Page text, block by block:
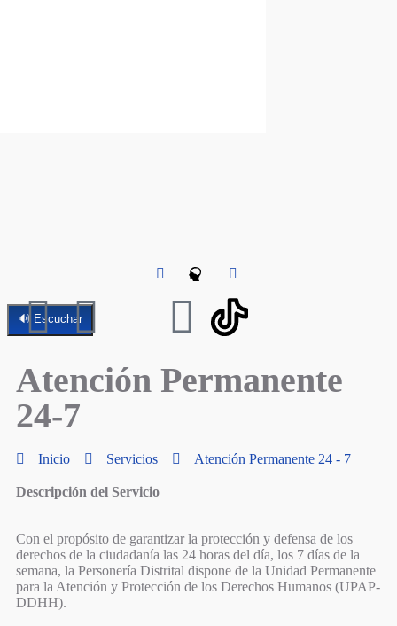
🔊 Escuchar
Atención Permanente
24-7
Inicio Servicios Atención Permanente 24 - 7
Descripción del Servicio
Con el propósito de garantizar la protección y defensa de los
derechos de la ciudadanía las 24 horas del día, los 7 días de la
semana, la Personería Distrital dispone de la Unidad Permanente
para la Atención y Protección de los Derechos Humanos (UPAP-
DDHH).